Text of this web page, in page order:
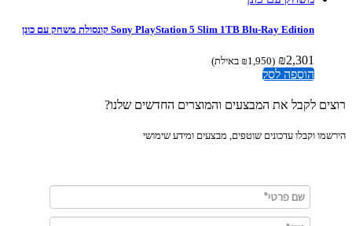
Sony PlayStation 5 Slim 1TB Blu-Ray Edition קונסולת משחק עם כונן
₪2,301
(
₪1,950 באילת)
הוספה לסל
לקבל את המבצעים והמוצרים החדשים שלנו?
וקבלו עדכונים שוטפים, מבצעים ומידע שימושי